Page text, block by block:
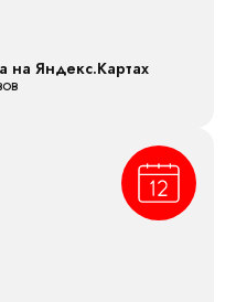
на Яндекс.Картах